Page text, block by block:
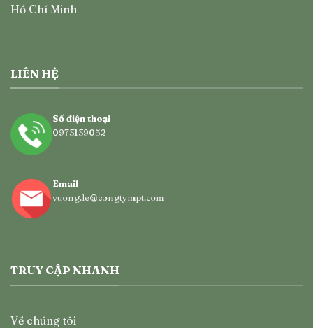
Hồ Chí Minh
LIÊN HỆ
Số điện thoại
0973139052
Email
vuong.le@congtympt.com
TRUY CẬP NHANH
Về chúng tôi